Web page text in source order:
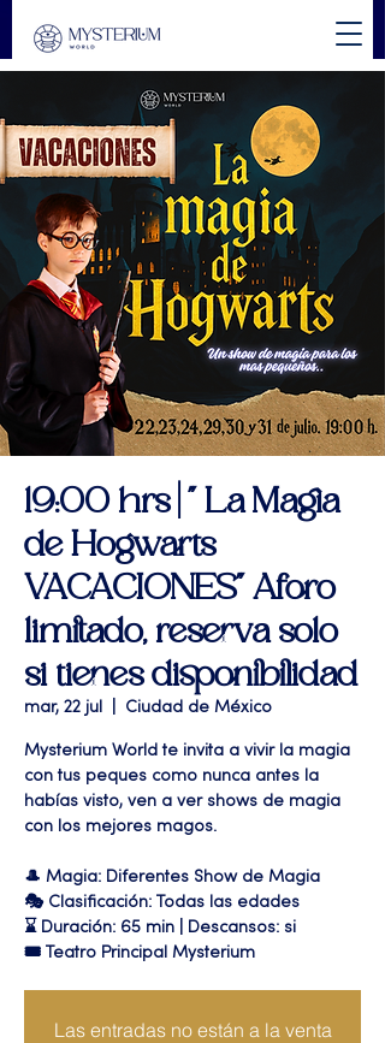
19:00 hrs | " La Magia
de Hogwarts
VACACIONES" Aforo
limitado, reserva solo
si tienes disponibilidad
mar, 22 jul Ciudad de México
Mysterium World te invita a vivir la magia
con tus peques como nunca antes la
habías visto, ven a ver shows de magia
con los mejores magos.
🎩 Magia: Diferentes Show de Magia
🎭 Clasificación: Todas las edades
⌛ Duración: 65 min | Descansos: si
🎟 Teatro Principal Mysterium
Las entradas no están a la venta